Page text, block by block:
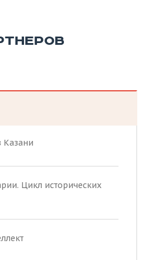
Казани
Цикл исторических